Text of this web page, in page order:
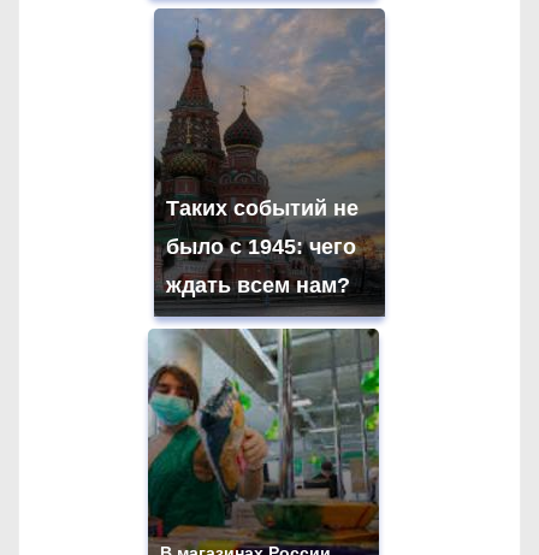
Таких событий не
было с 1945: чего
ждать всем нам?